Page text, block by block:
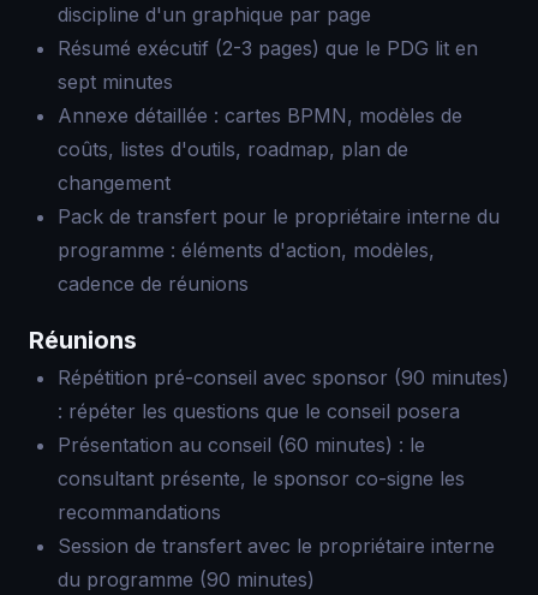
discipline d'un graphique par page
Résumé exécutif (2-3 pages) que le PDG lit en
sept minutes
Annexe détaillée : cartes BPMN, modèles de
coûts, listes d'outils, roadmap, plan de
changement
Pack de transfert pour le propriétaire interne du
programme : éléments d'action, modèles,
cadence de réunions
Réunions
Répétition pré-conseil avec sponsor (90 minutes)
: répéter les questions que le conseil posera
Présentation au conseil (60 minutes) : le
consultant présente, le sponsor co-signe les
recommandations
Session de transfert avec le propriétaire interne
du programme (90 minutes)